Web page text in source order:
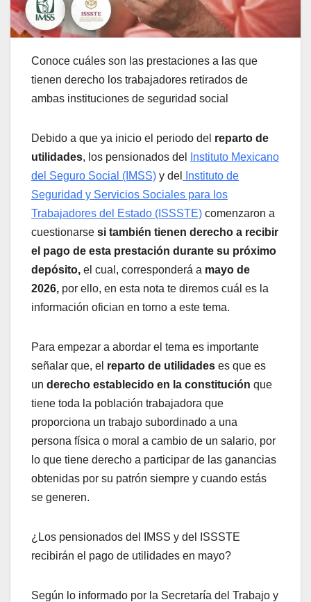
Conoce cuáles son las prestaciones a las que
tienen derecho los trabajadores retirados de
ambas instituciones de seguridad social
Debido a que ya inicio el periodo del reparto de
utilidades, los pensionados del
Instituto Mexicano
del Seguro Social (IMSS) y del
Instituto de
Seguridad y Servicios Sociales para los
Trabajadores del Estado (ISSSTE) comenzaron a
cuestionarse si también tienen derecho a recibir
el pago de esta prestación durante su próximo
depósito, el cual, corresponderá a mayo de
2026, por ello, en esta nota te diremos cuál es la
información ofician en torno a este tema.
Para empezar a abordar el tema es importante
señalar que, el reparto de utilidades es que es
un derecho establecido en la constitución que
tiene toda la población trabajadora que
proporciona un trabajo subordinado a una
persona física o moral a cambio de un salario, por
lo que tiene derecho a participar de las ganancias
obtenidas por su patrón siempre y cuando estás
se generen.
¿Los pensionados del IMSS y del ISSSTE
recibirán el pago de utilidades en mayo?
Según lo informado por la Secretaría del Trabajo y